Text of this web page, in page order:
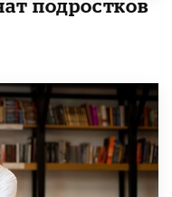
подростков